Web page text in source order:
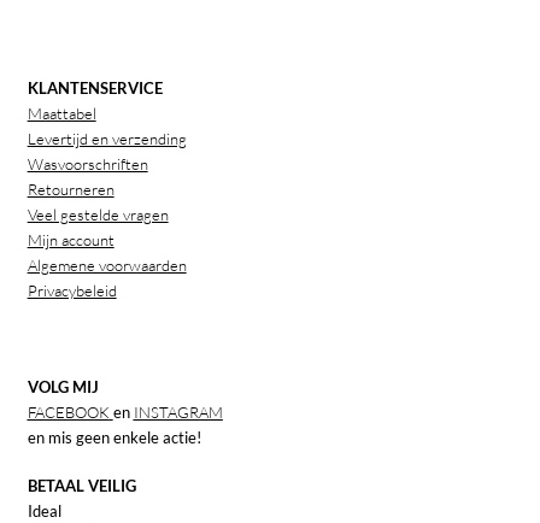
KLANTENSERVICE
Maattabel
Levertijd en verzending
Wasvoorschriften
Retourneren
Veel gestelde vragen
Mijn account
Algemene voorwaarden
Privacybeleid
VOLG MIJ
FACEBOOK en INSTAGRAM
en mis geen enkele actie!
BETAAL VEILIG
Ideal